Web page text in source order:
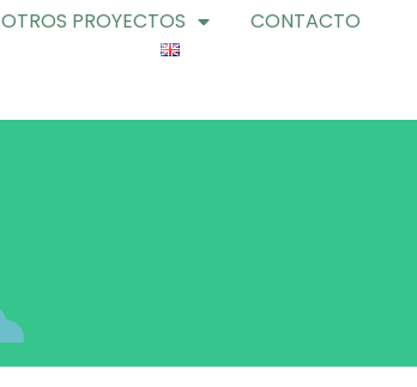
OTROS PROYECTOS CONTACTO